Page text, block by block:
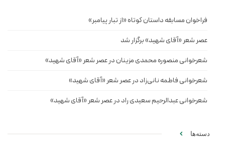
فراخوان مسابقه داستان کوتاه «از تبار پیامبر»
عصر شعر «آقای شهید» برگزار شد
شعرخوانی منصوره محمدی مزینان در عصر شعر «آقای شهید»
شعرخوانی فاطمه نانی‌زاد در عصر شعر «آقای شهید»
شعرخوانی عبدالرحیم سعیدی راد در عصر شعر «آقای شهید»
دسته‌ها